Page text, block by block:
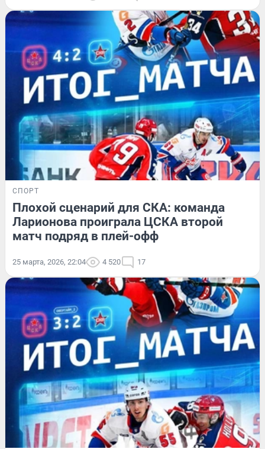
СПОРТ
Плохой сценарий для СКА: команда
Ларионова проиграла ЦСКА второй
матч подряд в плей-офф
25 марта, 2026, 22:04 4 520 17